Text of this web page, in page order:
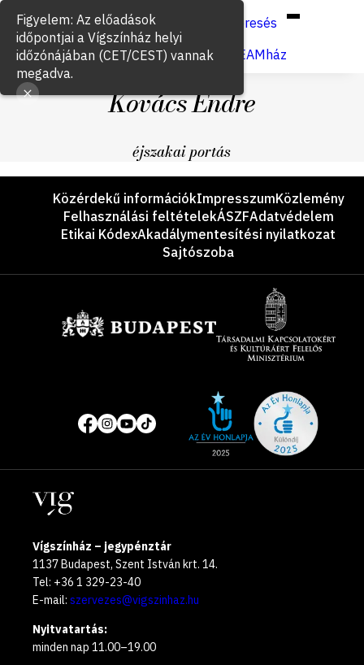
Keresés
Jegyvásárlás
VígSTREAMház
Kovács Endre
éjszakai portás
LáblécKözérdekű információkImpresszumKözlemény
Felhasználási feltételekÁSZFAdatvédelem
Etikai KódexAkadálymentesítési nyilatkozat
Sajtószoba
Közösségi
média
oldalak
of
year
Helyszínek
Vígszínház – jegypénztár
1137 Budapest, Szent István krt. 14.
Tel: +36 1 329-23-40
E-mail: szervezes@vigszinhaz.hu
Nyitvatartás:
minden nap 11.00–19.00
Figyelem: Az előadások
időpontjai a Vígszínház helyi
időzónájában (CET/CEST) vannak
megadva.